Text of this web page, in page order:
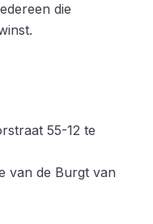
die
55-12 te
van de Burgt van